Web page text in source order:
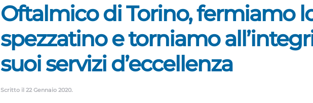
Oftalmico di Torino, fermiamo
spezzatino e torniamo
suoi servizi d’eccellenza
Scritto il 22 Gennaio 2020.